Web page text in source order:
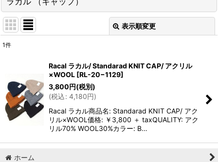
表示順変更
並び順:
絞り込む
1件
Racal ラカル/ Standarad KNIT CAP/ アクリル
×WOOL [RL-20−1129]
3,800円(税別)
(税込: 4,180円)
Racal ラカル商品名: Standarad KNIT CAP/ アク
リル×WOOL価格: ￥3,800 ＋ taxQUALITY: アク
リル70% WOOL30%カラー: B…
ホーム